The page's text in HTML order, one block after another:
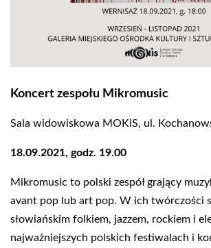
Koncert zespołu Mikromusic
Sala widowiskowa MOKiS, ul.
18.09.2021, godz. 19.00
Mikromusic to polski zespół grający
avant pop lub art pop. W ich twórczości
słowiańskim folkiem, jazzem, rockiem i
najważniejszych polskich festiwalach i